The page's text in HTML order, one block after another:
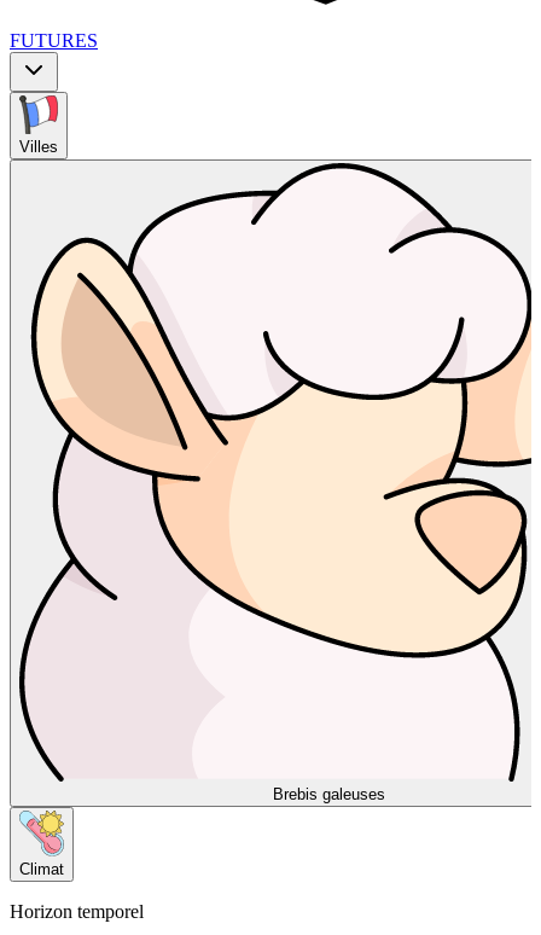
FUTURES
Villes
Brebis galeuses
Climat
Horizon temporel